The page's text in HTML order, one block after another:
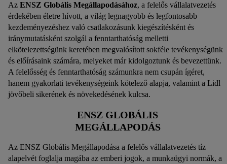
Az ENSZ Globális Megállapodásához, a felelős vállalatvezetés
érdekében életre hívott, a világ legnagyobb és legfontosabb
kezdeményezéshez való csatlakozásunk kiegészítésként és
iránymutatásként szolgál a fenntarthatóság melletti
elkötelezettségünk keretében megvalósított sokféle tevékenységünk
és előírásaink számára, melyeket már kidolgoztunk és bevezettünk.
A felelősség és fenntarthatóság számunkra nem csupán ígéret,
hanem gyakorlati tevékenységeink kötelező alapja, valamint a Lidl
jövőbeli sikerének és növekedésének kulcsa.
ENSZ GLOBÁLIS
MEGÁLLAPODÁS
Az ENSZ Globális Megállapodása a felelős vállalatvezetés tíz
alapelvét foglalja magába az emberi jogok, a munkaügyi normák, a